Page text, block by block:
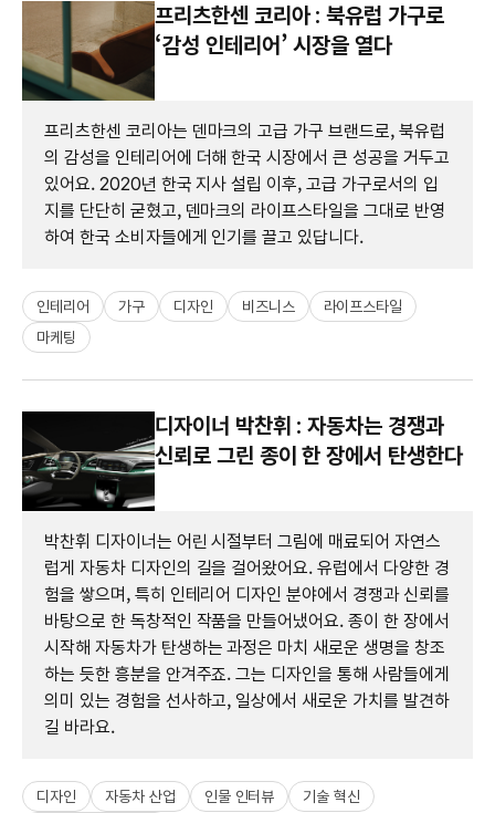
프리츠한센 코리아 : 북유럽 가구로
‘감성 인테리어’ 시장을 열다
프리츠한센 코리아는 덴마크의 고급 가구 브랜드로, 북유럽
의 감성을 인테리어에 더해 한국 시장에서 큰 성공을 거두고
있어요. 2020년 한국 지사 설립 이후, 고급 가구로서의 입
지를 단단히 굳혔고, 덴마크의 라이프스타일을 그대로 반영
하여 한국 소비자들에게 인기를 끌고 있답니다.
인테리어 가구 디자인 비즈니스
라이프스타일
마케팅
디자이너 박찬휘 : 자동차는 경쟁과
신뢰로 그린 종이 한 장에서 탄생한다
박찬휘 디자이너는 어린 시절부터 그림에 매료되어 자연스
럽게 자동차 디자인의 길을 걸어왔어요. 유럽에서 다양한 경
험을 쌓으며, 특히 인테리어 디자인 분야에서 경쟁과 신뢰를
바탕으로 한 독창적인 작품을 만들어냈어요. 종이 한 장에서
시작해 자동차가 탄생하는 과정은 마치 새로운 생명을 창조
하는 듯한 흥분을 안겨주죠. 그는 디자인을 통해 사람들에게
의미 있는 경험을 선사하고, 일상에서 새로운 가치를 발견하
길 바라요.
디자인 자동차 산업 인물 인터뷰
기술 혁신